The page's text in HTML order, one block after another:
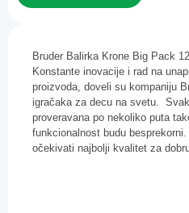
Bruder Balirka Krone Big Pack
Konstante inovacije i rad na
proizvoda, doveli su kompaniju
igračaka za decu na svetu.
proveravana po nekoliko puta
funkcionalnost budu
očekivati najbolji kvalitet za